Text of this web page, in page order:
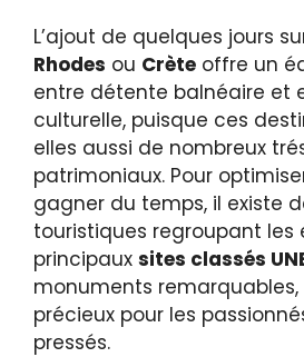
L’ajout de quelques jours
Rhodes ou Crète offre un
entre détente balnéaire et
culturelle, puisque ces
elles aussi de nombreux
patrimoniaux. Pour
gagner du temps, il existe
touristiques regroupant les
principaux sites classés
monuments
précieux pour les
pressés.